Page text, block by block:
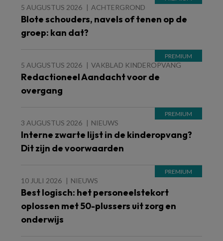
5 AUGUSTUS 2026 ACHTERGROND
Blote schouders, navels of tenen op de
groep: kan dat?
5 AUGUSTUS 2026 VAKBLAD KINDEROPVANG
Redactioneel Aandacht voor de
overgang
3 AUGUSTUS 2026 NIEUWS
Interne zwarte lijst in de kinderopvang?
Dit zijn de voorwaarden
10 JULI 2026 NIEUWS
Best logisch: het personeelstekort
oplossen met 50-plussers uit zorg en
onderwijs